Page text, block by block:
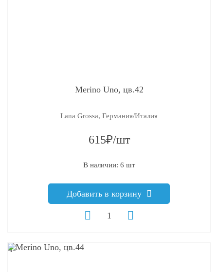
Merino Uno, цв.42
Lana Grossa, Германия/Италия
615₽/шт
В наличии: 6 шт
Добавить в корзину
q